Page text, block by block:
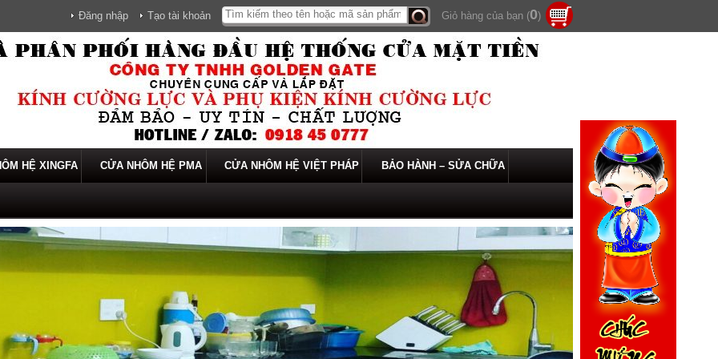
Đăng nhập
Tạo tài khoản
Tìm
Giỏ hàng của bạn (0)
HỆ XINGFA CỬA NHÔM HỆ PMA CỬA NHÔM HỆ VIỆT PHÁP BẢO HÀNH – SỬA CHỮA